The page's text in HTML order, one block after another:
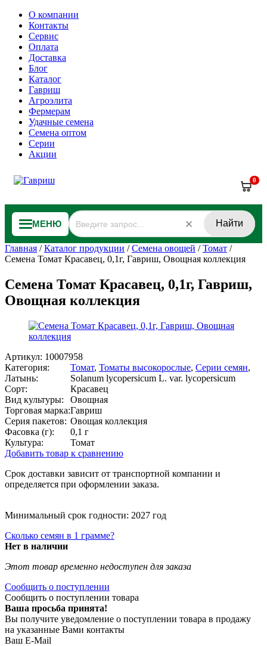
О компании
Контакты
Сервис
Оплата
Доставка
Блог
Каталог
Гавриш
Агроэлита
Фермерам
Удачные семена
Семена оптом
Серии
Акции
0
МЕНЮ Найти
Главная /Каталог продукции /Семена овощей /Томат /
Семена Томат Красавец, 0,1г, Гавриш, Овощная коллекция
Семена Томат Красавец, 0,1г, Гавриш,
Овощная коллекция
Артикул: 10007958
Категория:
Томат, Томаты высокорослые, Серии семян,
Латынь:
Solanum lycopersicum L. var. lycopersicum
Сорт:
Красавец
Вид культуры:
Овощная
Торговая марка:Гавриш
Серия пакетов: Овощая коллекция
Фасовка (г):
0,1 г
Культура:
Томат
Добавить товар к сравнению
Срок доставки зависит от транспортной компании и
определяется при оформлении заказа.
Минимальный срок годности: 2027 год
Сколько семян в 1 грамме?
Нет в наличии
Этот товар временно недоступен для заказа
Сообщить о поступлении
Сообщить о поступлении товара
Ваша просьба принята!
Вы получите уведомление о поступлении товара в продажу
на указанные Вами контакты
Ваш E-Mail